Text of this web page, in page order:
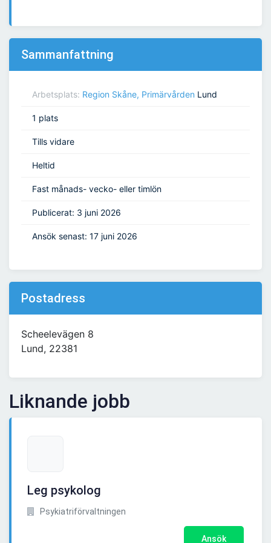
Sammanfattning
Arbetsplats: Region Skåne, Primärvården Lund
1 plats
Tills vidare
Heltid
Fast månads- vecko- eller timlön
Publicerat: 3 juni 2026
Ansök senast: 17 juni 2026
Postadress
Scheelevägen 8
Lund, 22381
Liknande jobb
Leg psykolog
Psykiatriförvaltningen
Ansök